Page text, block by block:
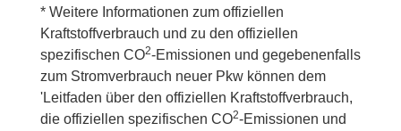
* Weitere Informationen zum offiziellen
Kraftstoffverbrauch und zu den offiziellen
spezifischen CO2-Emissionen und gegebenenfalls
zum Stromverbrauch neuer Pkw können dem
'Leitfaden über den offiziellen Kraftstoffverbrauch,
die offiziellen spezifischen CO2-Emissionen und